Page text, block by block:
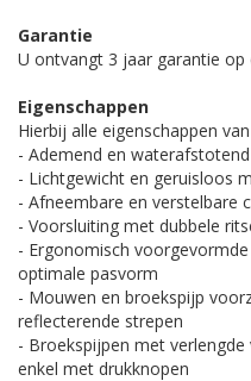
Garantie
U ontvangt 3 jaar garantie op
Eigenschappen
Hierbij alle eigenschappen
- Ademend en
- Lichtgewicht en geruisloos
- Afneembare en verstelbare
- Voorsluiting met dubbele
- Ergonomisch
optimale pasvorm
- Mouwen en broekspijp
reflecterende strepen
- Broekspijpen met
enkel met drukknopen